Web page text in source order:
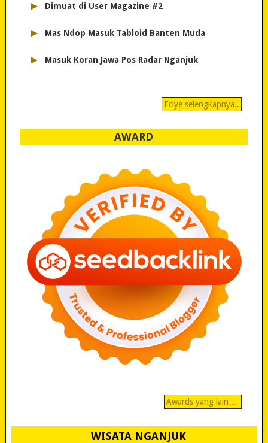
▸ Dimuat di User Magazine #2
▸ Mas Ndop Masuk Tabloid Banten Muda
▸ Masuk Koran Jawa Pos Radar Nganjuk
Eciye selengkapnya..
AWARD
Awards yang lain…
WISATA NGANJUK